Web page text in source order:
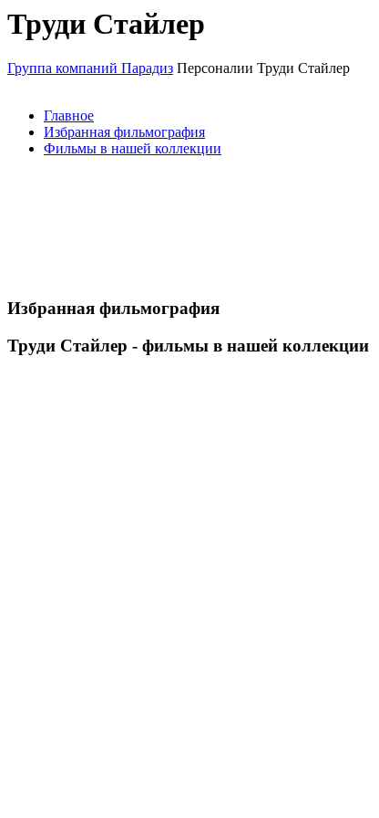
Труди Стайлер
Группа компаний Парадиз Персоналии Труди Стайлер
Главное
Избранная фильмография
Фильмы в нашей коллекции
Избранная фильмография
Труди Стайлер - фильмы в нашей коллекции